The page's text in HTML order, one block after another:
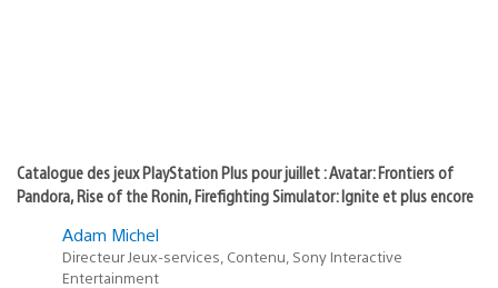
Catalogue des jeux PlayStation Plus pour juillet : Avatar: Frontiers of
Pandora, Rise of the Ronin, Firefighting Simulator: Ignite et plus encore
Adam Michel
Directeur Jeux-services, Contenu, Sony Interactive
Entertainment